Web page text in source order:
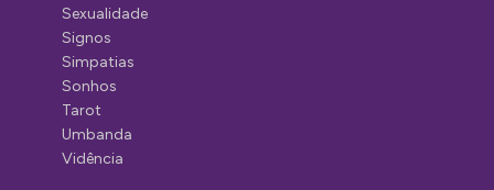
Sexualidade
Signos
Simpatias
Sonhos
Tarot
Umbanda
Vidência